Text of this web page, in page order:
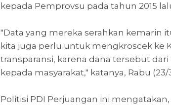
kepada Pemprovsu pada tahun 2015
"Data yang mereka serahkan kemarin
kita juga perlu untuk mengkroscek ke
transparansi, karena dana tersebut
kepada masyarakat," katanya, Rabu (23/
Politisi PDI Perjuangan ini